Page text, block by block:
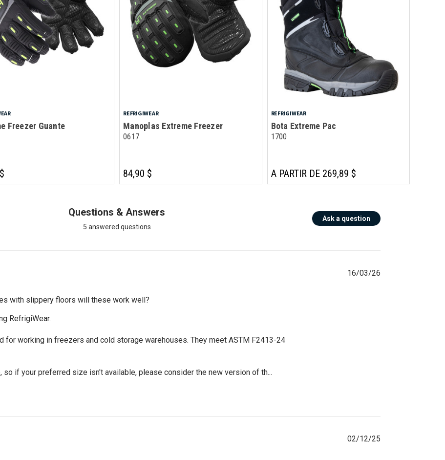
Freezer Guante
REFRIGIWEAR
Manoplas Extreme Freezer
0617
84,90 $
REFRIGIWEAR
Bota Extreme Pac
1700
A PARTIR DE 269,89 $
Questions & Answers
5 answered questions
Ask a question
with slippery floors will these work well?
RefrigiWear.
for working in freezers and cold storage warehouses. They meet ASTM F2413-24
so if your preferred size isn't available, please consider the new version of th...
16/03/26
02/12/25